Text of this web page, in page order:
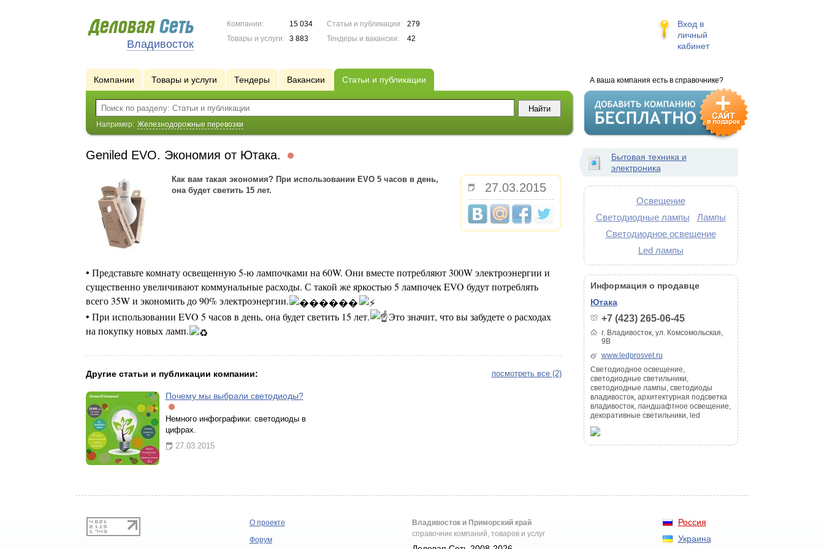
Владивосток
Компании:
15 034
Товары и услуги:
3 883
Статьи и публикации:
279
Тендеры и вакансии:
42
Вход в
личный
кабинет
А ваша компания есть в справочнике?
Компании Товары и услуги Тендеры Вакансии Статьи и публикации
Например: Железнодорожные перевозки
Geniled EVO. Экономия от Ютака.
27.03.2015
Как вам такая экономия? При использовании EVO 5 часов в день,
она будет светить 15 лет.
• Представьте комнату освещенную 5-ю лампочками на 60W. Они вместе потребляют 300W электроэнергии и
существенно увеличивают коммунальные расходы. С такой же яркостью 5 лампочек EVO будут потреблять
всего 35W и экономить до 90% электроэнергии.
• При использовании EVO 5 часов в день, она будет светить 15 лет.
Это значит, что вы забудете о расходах
на покупку новых ламп.
посмотреть все (2)
Другие статьи и публикации компании:
Почему мы выбрали светодиоды?
Немного инфографики: светодиоды в
цифрах.
27.03.2015
Бытовая техника и
электроника
Освещение
Светодиодные лампы
Лампы
Светодиодное освещение
Led лампы
Информация о продавце
Ютака
+7 (423) 265-06-45
г. Владивосток, ул. Комсомольская,
9В
www.ledprosvet.ru
Светодиодное освещение,
светодиодные светильники,
светодиодные лампы, светодиоды
владивосток, архитектурная подсветка
владивосток, ландшафтное освещение,
декоративные светильники, led
Россия
Украина
О проекте
Форум
Владивосток и Приморский край
справочник компаний, товаров и услуг